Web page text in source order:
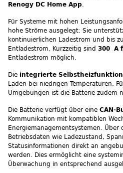
Renogy DC Home App
Für Systeme mit hohen
hohe Ströme ausgelegt: Sie
kontinuierlichen Ladestrom und bis zu
Entladestrom. Kurzzeitig sind 300 A
Entladestrom möglich.
Die integrierte Selbstheizfunktion
Laden bei niedrigen Temperaturen.
Umgebungen ist die Batterie zudem
Die Batterie verfügt über eine CAN-
Kommunikation mit kompatiblen
Energiemanagementsystemen. Über
Betriebsdaten wie Ladezustand,
Statusinformationen direkt an
werden. Dies ermöglicht eine
Überwachung in entsprechend